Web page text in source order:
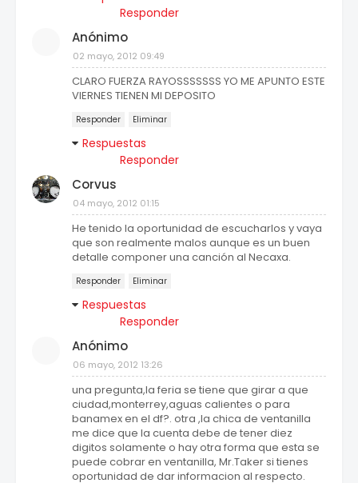
Responder
Anónimo
02 mayo, 2012 09:49
CLARO FUERZA RAYOSSSSSSS YO ME APUNTO ESTE
VIERNES TIENEN MI DEPOSITO
Responder Eliminar
Respuestas
Responder
Corvus
04 mayo, 2012 01:15
He tenido la oportunidad de escucharlos y vaya
que son realmente malos aunque es un buen
detalle componer una canción al Necaxa.
Responder Eliminar
Respuestas
Responder
Anónimo
06 mayo, 2012 13:26
una pregunta,la feria se tiene que girar a que
ciudad,monterrey,aguas calientes o para
banamex en el df?. otra ,la chica de ventanilla
me dice que la cuenta debe de tener diez
digitos solamente o hay otra forma que esta se
puede cobrar en ventanilla, Mr.Taker si tienes
oportunidad de dar informacion al respecto.